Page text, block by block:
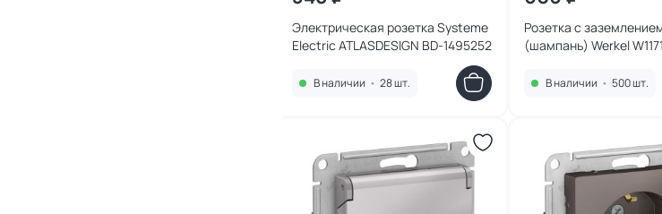
Электрическая розетка Systeme
Electric ATLASDESIGN BD-1495252
В наличии • 28 шт.
Розетка с
(шампань) Werkel
В наличии • 500 шт.